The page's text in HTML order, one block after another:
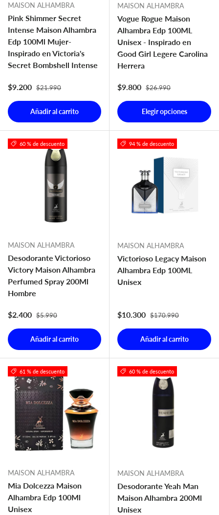
MAISON ALHAMBRA
Pink Shimmer Secret
Intense Maison Alhambra
Edp 100Ml Mujer-
Inspirado en Victoria's
Secret Bombshell Intense
Precio de venta
$9.200 Precio normal
$21.990
Añadir al carrito
MAISON ALHAMBRA
Vogue Rogue Maison
Alhambra Edp 100ML
Unisex - Inspirado en
Good Girl Legere Carolina
Herrera
Precio de venta
$9.800 Precio normal
$26.990
Elegir opciones
60 % de descuento
MAISON ALHAMBRA
Desodorante Victorioso
Victory Maison Alhambra
Perfumed Spray 200Ml
Hombre
Precio de venta
$2.400 Precio normal
$5.990
Añadir al carrito
94 % de descuento
MAISON ALHAMBRA
Victorioso Legacy Maison
Alhambra Edp 100ML
Unisex
Precio de venta
$10.300 Precio normal
$170.990
Añadir al carrito
61 % de descuento
MAISON ALHAMBRA
Mia Dolcezza Maison
Alhambra Edp 100Ml
Unisex
60 % de descuento
MAISON ALHAMBRA
Desodorante Yeah Man
Maison Alhambra 200Ml
Unisex